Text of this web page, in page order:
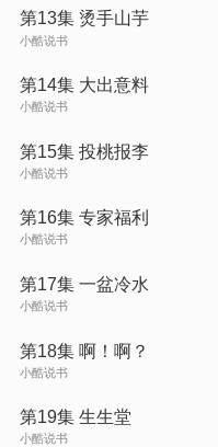
第13集 烫手山芋
小酷说书
第14集 大出意料
小酷说书
第15集 投桃报李
小酷说书
第16集 专家福利
小酷说书
第17集 一盆冷水
小酷说书
第18集 啊！啊？
小酷说书
第19集 生生堂
小酷说书